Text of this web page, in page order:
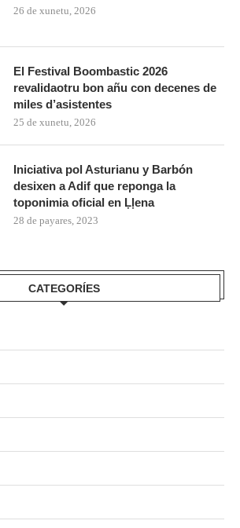
26 de xunetu, 2026
El Festival Boombastic 2026
revalidaotru bon añu con decenes de
miles d’asistentes
25 de xunetu, 2026
Iniciativa pol Asturianu y Barbón
desixen a Adif que reponga la
toponimia oficial en Ḷḷena
28 de payares, 2023
CATEGORÍES